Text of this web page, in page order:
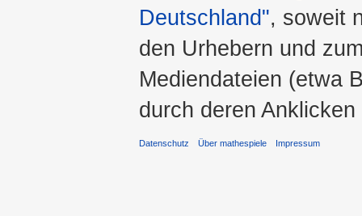
Deutschland", soweit
den Urhebern und
Mediendateien (etwa
durch deren
Datenschutz Über mathespiele Impressum